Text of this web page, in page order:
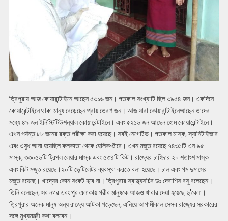
ত্রিপুরায় আজ কোয়ারান্টাইনে আছেন ৫৩১৬ জন। গতকাল সংখ্যাটি ছিল ৩৯৫৪ জন। একদিনে
কোয়ারেন্টাইনে থাকা মানুষ বেড়েছেন প্রায় তেরশ জন। আজ যারা কোয়ারান্টাইনেআছেন তাদের
মধ্যে ৪৯ জন ইনিস্টিটিউশন্যাল কোয়ারেন্টাইনে। এবং ৫২১৬ জন আছেন হোম কোয়ারেন্টাইনে।
এখন পর্যন্ত ৮৮ জনের রক্ত পরীক্ষা করা হয়েছে। সবই নেগেটিভ। গতকাল মাস্ক, স্যানিটাইজার
এবং ওষুধ আনা হয়েছিল কলকাতা থেকে হেলিকপ্টারে। এখন মজুত রয়েছে ৭৪৩১টি এন-৯৫
মাস্ক, ৩৩০৫৬টি ট্রিপল লেয়ার মাস্ক এবং ৫৩৪টি কিট। রাজ্যের চাহিদার ২০ শতাংশ মাস্ক
এবং কিট মজুত রয়েছে।২০টি ভেন্টিলেটর ব্যবস্থা করতে বলা হয়েছে। চাল এবং গম দুমাসের
মজুত রয়েছে। খাদ্যের কোন সংকট হবে না। ত্রিপুরার স্বাস্থ্যসচিব ডঃ দেবাশিস বসু বলেছেন।
তিনি বলেছেন, সব নগর এবং পুর এলাকায় গরীব মানুষকে আজও খাবার দেয়া হয়েছে দু’বেলা।
ত্রিপুরার অনেক মানুষ অন্য রাজ্যে আটকা পড়েছেন, এনিয়ে আগামীকাল সেসব রাজ্যের সরকারের
সঙ্গে মুখ্যমন্ত্রী কথা বলবেন।